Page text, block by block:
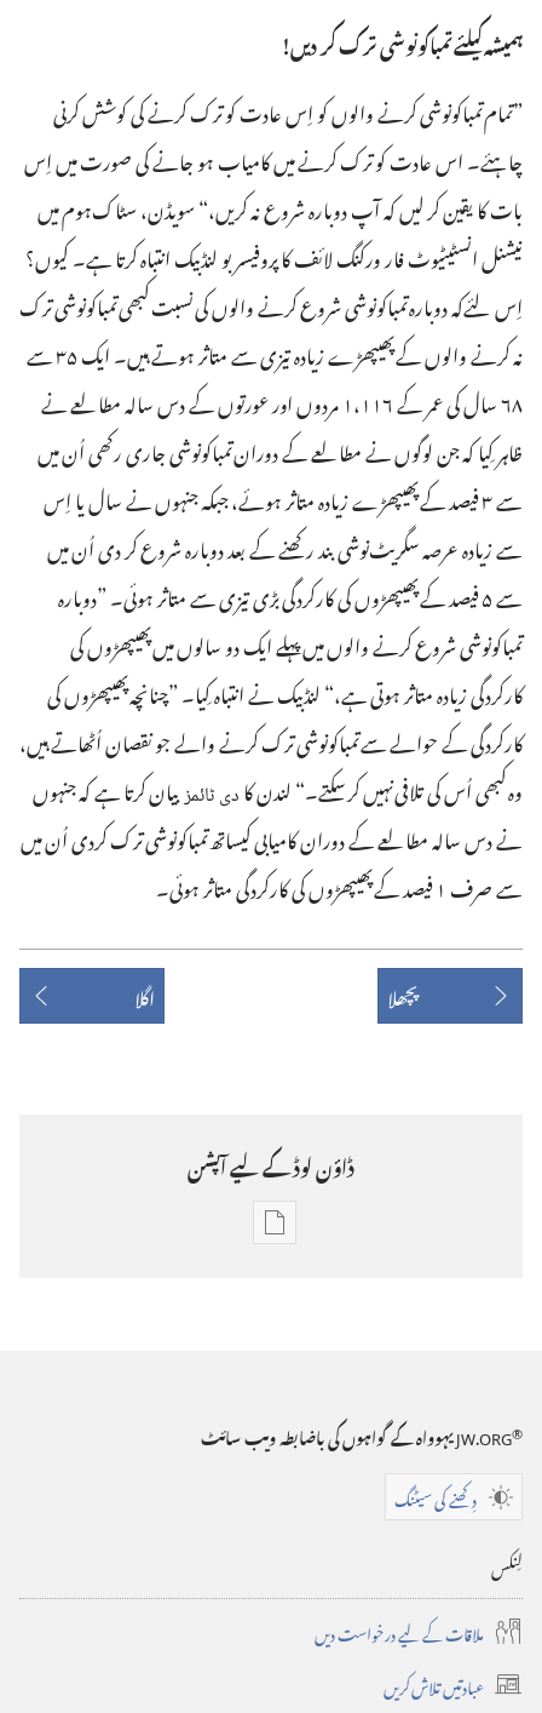
ہمیشہ کیلئے تمباکونوشی ترک کر دیں!‏
‏”‏تمام تمباکونوشی کرنے والوں کو اِس عادت کو ترک کرنے کی کوشش کرنی
چاہئے۔‏ اس عادت کو ترک کرنے میں کامیاب ہو جانے کی صورت میں اِس
بات کا یقین کر لیں کہ آپ دوبارہ شروع نہ کریں،‏“‏ سویڈن،‏ سٹاک‌ہوم میں
نیشنل انسٹیٹیوٹ فار ورکنگ لائف کا پروفیسر بو لنڈبیک انتباہ کرتا ہے۔‏ کیوں؟‏
اِس لئےکہ دوبارہ تمباکونوشی شروع کرنے والوں کی نسبت کبھی تمباکونوشی ترک
نہ کرنے والوں کے پھیپھڑے زیادہ تیزی سے متاثر ہوتے ہیں۔‏ ایک ۳۵ سے
۶۸ سال کی عمر کے ۱۱۶،‏۱ مردوں اور عورتوں کے دس سالہ مطالعے نے
ظاہر کِیا کہ جن لوگوں نے مطالعے کے دوران تمباکونوشی جاری رکھی اُن میں
سے ۳ فیصد کے پھیپھڑے زیادہ متاثر ہوئے،‏ جبکہ جنہوں نے سال یا اِس
سے زیادہ عرصہ سگریٹ‌نوشی بند رکھنے کے بعد دوبارہ شروع کر دی اُن میں
سے ۵ فیصد کے پھیپھڑوں کی کارکردگی بڑی تیزی سے متاثر ہوئی۔‏ ”‏دوبارہ
تمباکونوشی شروع کرنے والوں میں پہلے ایک دو سالوں میں پھیپھڑوں کی
کارکردگی زیادہ متاثر ہوتی ہے،‏“‏ لنڈبیک نے انتباہ کِیا۔‏ ”‏چنانچہ پھیپھڑوں کی
کارکردگی کے حوالے سے تمباکونوشی ترک کرنے والے جو نقصان اُٹھاتے ہیں،‏
وہ کبھی اُس کی تلافی نہیں کر سکتے۔‏“‏ لندن کا دی ٹائمزبیان کرتا ہے کہ جنہوں
نے دس سالہ مطالعے کے دوران کامیابی کیساتھ تمباکونوشی ترک کردی اُن میں
سے صرف ۱ فیصد کے پھیپھڑوں کی کارکردگی متاثر ہوئی۔‏
پچھلا اگلا
ڈاؤن‌ لوڈ کے لیے آپشن
ڈاؤن‌
لیے
اکتوبر 8،
JW.ORG®
یہوواہ کے گواہوں کی باضابطہ ویب سائٹ
دِکھنے کی سیٹنگ
لِنکس
ملاقات کے لیے درخواست دیں
عبادتیں تلاش کریں (‏نئی